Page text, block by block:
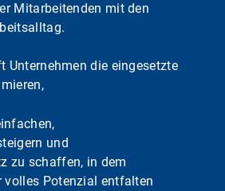
Mitarbeitenden mit den
Unternehmen die eingesetzte
und
zu schaffen, in dem
volles Potenzial entfalten